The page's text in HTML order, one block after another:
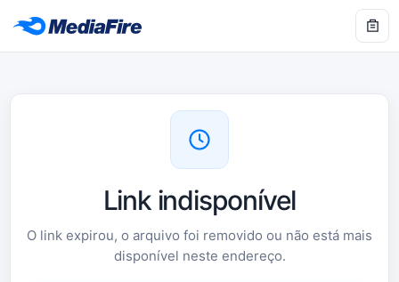
Link indisponível
O link expirou, o arquivo foi removido ou não está mais
disponível neste endereço.